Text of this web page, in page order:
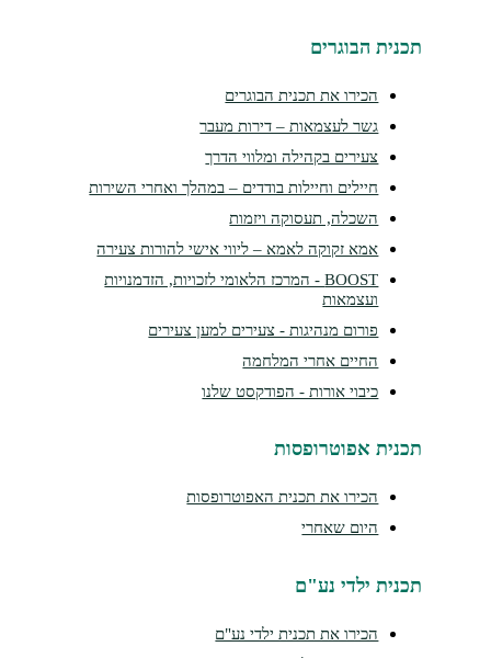
הבוגרים
הכירו את תכנית הבוגרים
גשר לעצמאות – דירות מעבר
צעירים בקהילה ומלווי הדרך
חיילים וחיילות בודדים – במהלך ואחרי השירות
השכלה, תעסוקה ויזמות
אמא זקוקה לאמא – ליווי אישי להורות צעירה
BOOST - המרכז הלאומי לזכויות, הזדמנויות
פורום מנהיגות - צעירים למען צעירים
החיים אחרי המלחמה
כיבוי אורות - הפודקסט שלנו
אפוטרופסות
הכירו את תכנית האפוטרופסות
היום שאחרי
ילדי נע"ם
הכירו את תכנית ילדי נע"ם